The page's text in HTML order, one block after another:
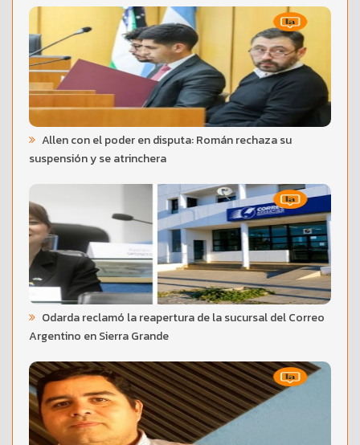
Allen con el poder en disputa: Román rechaza su
suspensión y se atrinchera
Odarda reclamó la reapertura de la sucursal del Correo
Argentino en Sierra Grande